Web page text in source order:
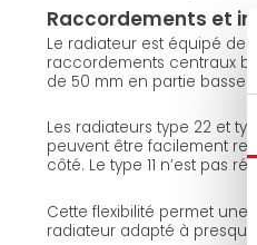
Raccordements et
Le radiateur est équipé de
raccordements centraux
de 50 mm en partie basse.
Les radiateurs type 22 et
peuvent être facilement
côté. Le type 11 n’est pas
Cette flexibilité permet une
radiateur adapté à